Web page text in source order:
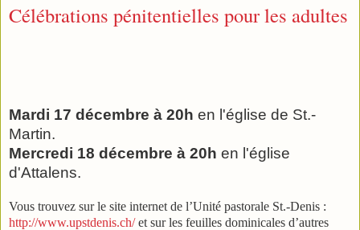
Célébrations pénitentielles pour les adultes
Mardi 17 décembre à 20h en l'église de St.-
Martin.
Mercredi 18 décembre à 20h en l'église
d'Attalens.
Vous trouvez sur le site internet de l’Unité pastorale St.-Denis :
http://www.upstdenis.ch/et sur les feuilles dominicales d’autres